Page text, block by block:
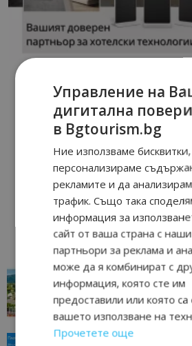
“Пощенска картичка
отвъд очакваното
Петрич 11/07/2026 11:22
“Пощенска картичка
Управление на
дигитална
в Bgtourism.bg
Ние използваме
персонализираме
рекламите и да
трафик. Също така
информация за
сайт от ваша страна с
партньори за реклама и
може да я комбинират с
информация, която сте им
предоставили или която
вашето използване на
Прочетете още